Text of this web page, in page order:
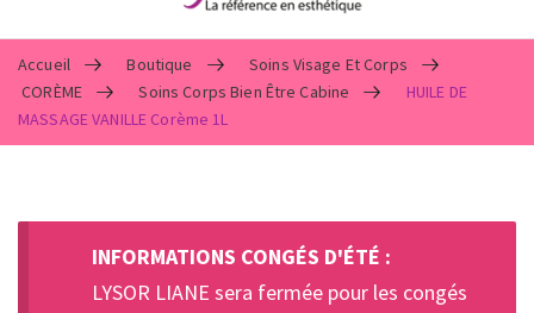
Accueil Boutique
Soins Visage Et Corps
CORÈME
Soins Corps Bien Être Cabine
HUILE DE
MASSAGE VANILLE Corème 1L
INFORMATIONS CONGÉS D'ÉTÉ :
LYSOR LIANE sera fermée pour les congés